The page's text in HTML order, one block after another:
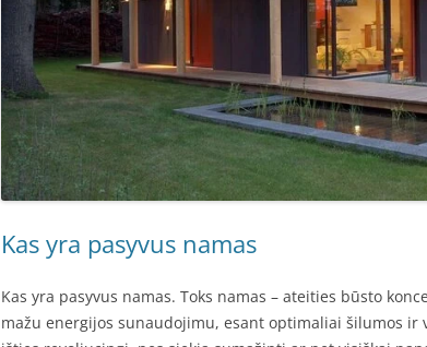
Kas yra pasyvus namas
Kas yra pasyvus namas. Toks namas – ateities būsto
mažu energijos sunaudojimu, esant optimaliai šilumos ir